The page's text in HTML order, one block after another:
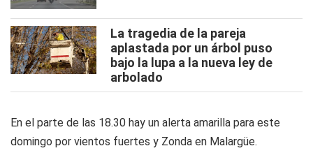
La tragedia de la pareja
aplastada por un árbol puso
bajo la lupa a la nueva ley de
arbolado
En el parte de las 18.30 hay un alerta amarilla para este
domingo por vientos fuertes y Zonda en Malargüe.